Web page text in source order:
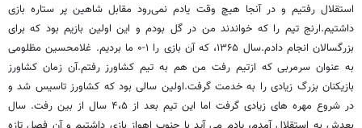
استقلال رفتیم و در آنجا هیچ وقت یادم نمی‌رود مقابل شاهین پر ستاره بازی
داشتیم.ارنج تیم را که خواندند من در گل بودم و این اولین بازیم بود که برای
بزرگسالان انجام دادم.سال ۱۳۶۵، که آن بازی را ۱-۰ ما بردیم. غلامحسین مظلومی
به عنوان سرمربی که ازتیم رفت من هم به تیم کشاورز رفتم.آن زمان کشاورز
بازیکنان بزرگ زیادی را به خدمت گرفت.اولین سالی بود که کشاورز تاسیس شد و
در شروع مهره های زیادی گرفت اما این تیم بعد از ۴،۵ سال از بین رفت. سال